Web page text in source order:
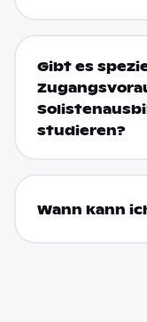
Gibt es
studieren?
Wann kann